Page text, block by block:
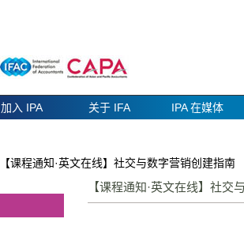
加入 IPA 关于 IFA IPA 在媒体
【课程通知·英文在线】社交与数字营销创建指南
【课程通知·英文在线】社